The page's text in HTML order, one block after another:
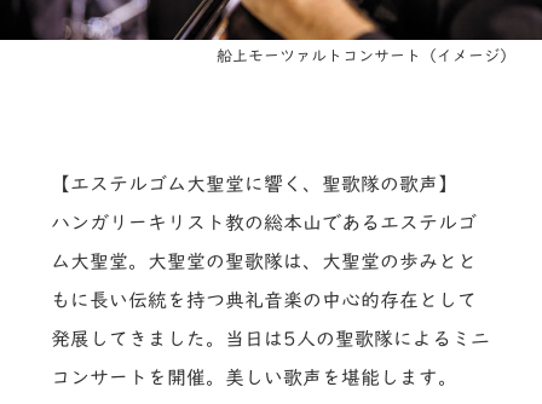
船上モーツァルトコンサート（イメージ）
【エステルゴム大聖堂に響く、聖歌隊の歌声】
ハンガリーキリスト教の総本山であるエステルゴ
ム大聖堂。大聖堂の聖歌隊は、大聖堂の歩みとと
もに長い伝統を持つ典礼音楽の中心的存在として
発展してきました。当日は5人の聖歌隊によるミニ
コンサートを開催。美しい歌声を堪能します。